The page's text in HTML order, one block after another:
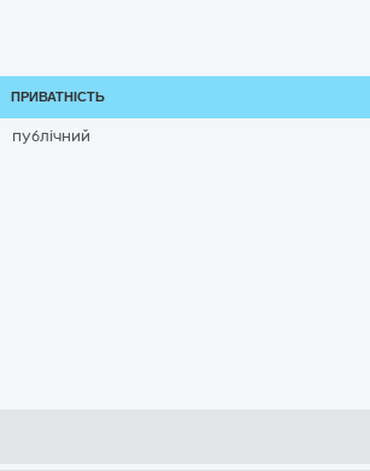
ПРИВАТНІСТЬ
публічний